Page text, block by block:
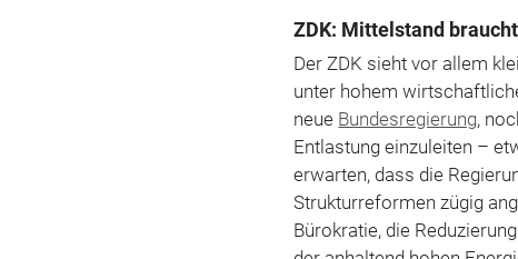
ZDK: Mittelstand
Der ZDK sieht vor allem
unter hohem
neue Bundesregierung,
Entlastung einzuleiten –
erwarten, dass die
Strukturreformen zügig
Bürokratie, die